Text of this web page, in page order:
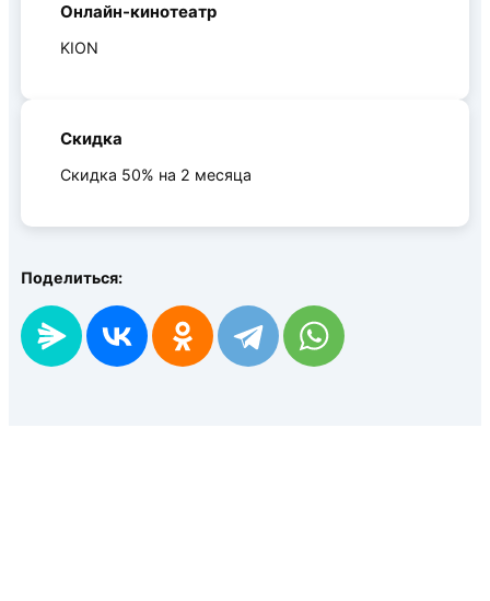
Онлайн-кинотеатр
KION
Скидка
Скидка 50% на 2 месяца
Поделиться: